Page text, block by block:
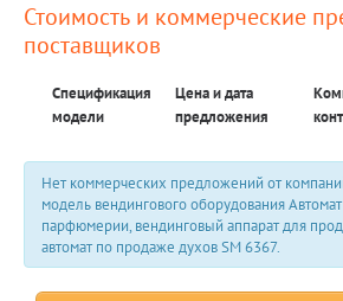
Стоимость и коммерческие
поставщиков
Спецификация
модели
Цена и дата
предложения
Нет коммерческих предложений от
модель вендингового оборудования
парфюмерии, вендинговый аппарат для
автомат по продаже духов SM 6367.